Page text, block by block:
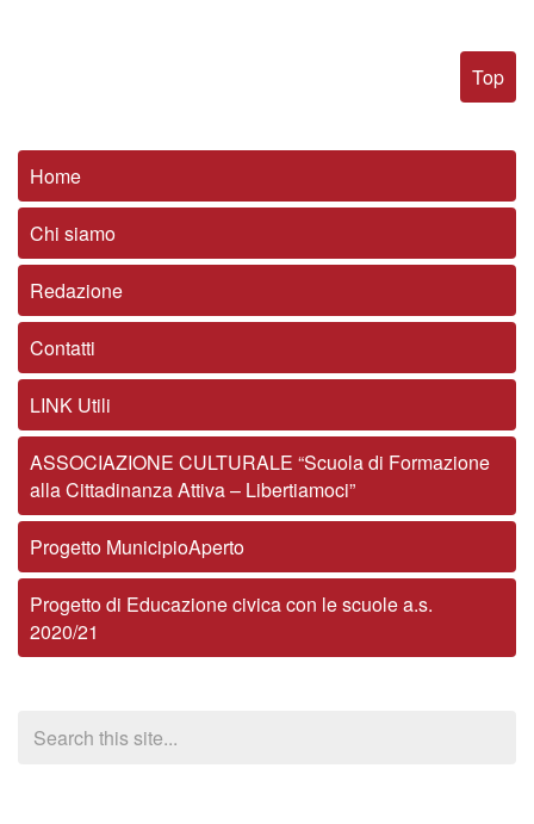
Top
Home
Chi siamo
Redazione
Contatti
LINK Utili
ASSOCIAZIONE CULTURALE “Scuola di Formazione
alla Cittadinanza Attiva – Libertiamoci”
Progetto MunicipioAperto
Progetto di Educazione civica con le scuole a.s.
2020/21